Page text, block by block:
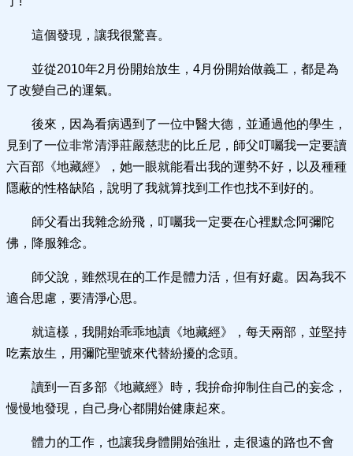
這個發現，讓我很驚喜。
並從2010年2月份開始放生，4月份開始做義工，都是為
了改變自己的運氣。
後來，因為看病遇到了一位中醫大德，並通過他的學生，
見到了一位非常清淨莊嚴慈悲的比丘尼，師父叮囑我一定要讀
六百部《地藏經》，她一眼就能看出我的運勢不好，以及種種
隱蔽的性格缺陷，說明了我就算找到工作也找不到好的。
師父看出我雜念紛飛，叮囑我一定要在心裡默念阿彌陀
佛，降服雜念。
師父說，雖然現在的工作是體力活，但有好處。因為我不
適合思慮，要清淨心思。
就這樣，我開始乖乖地讀《地藏經》，每天兩部，並堅持
吃素放生，用彌陀聖號來代替紛擾的念頭。
讀到一百多部《地藏經》時，我拚命抑制住自己的妄念，
慢慢地發現，自己身心都開始健康起來。
體力的工作，也讓我身體開始強壯，走很遠的路也不會